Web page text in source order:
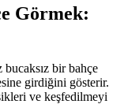
Görmek:
bucaksız bir bahçe
girdiğini gösterir.
ve keşfedilmeyi